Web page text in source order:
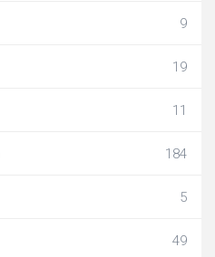
9
19
11
184
5
49